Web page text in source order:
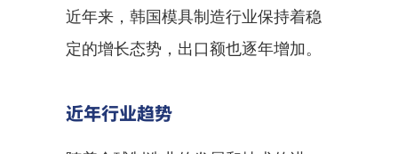
近年来，韩国模具制造行业保持着稳
定的增长态势，出口额也逐年增加。
近年行业趋势